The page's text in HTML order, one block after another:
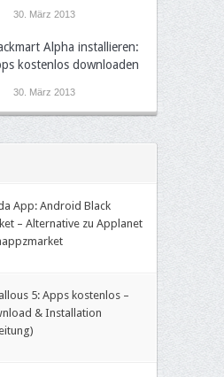
30. März 2013
Alpha installieren:
kostenlos downloaden
30. März 2013
App: Android Black
– Alternative zu Applanet
5: Apps kostenlos –
& Installation